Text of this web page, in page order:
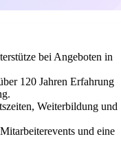
bei Angeboten in
120 Jahren Erfahrung
Weiterbildung und
und eine